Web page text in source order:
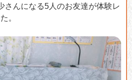
さんになる5人のお友達が体験レ
。